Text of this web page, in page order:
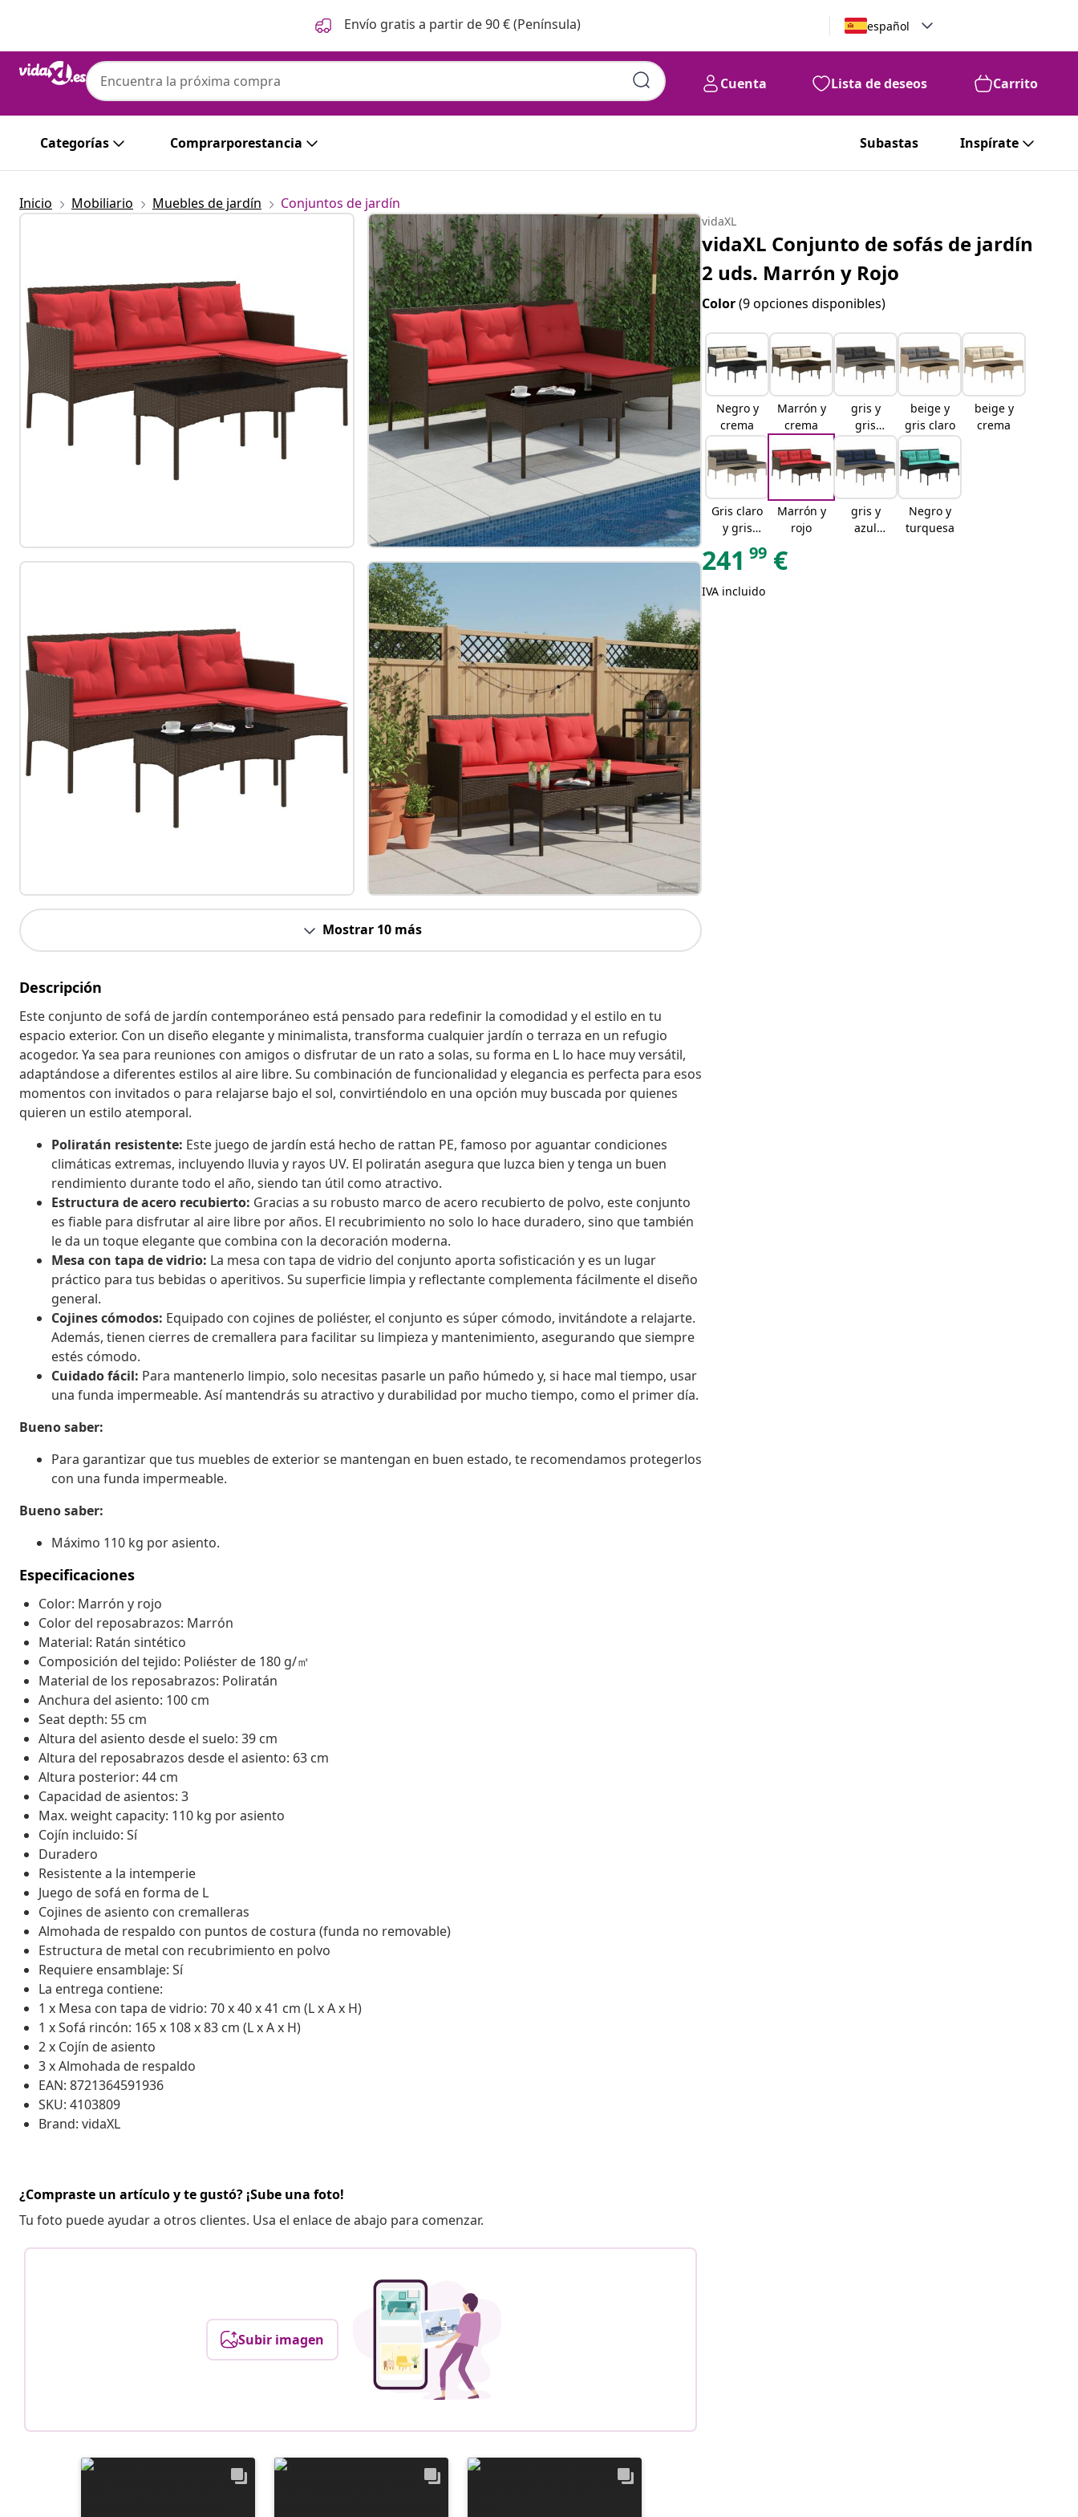
Envío gratis a partir de 90 € (Península) español
Cuenta Lista de deseos Carrito
Categorías Comprarporestancia Subastas Inspírate
Inicio Mobiliario Muebles de jardín Conjuntos de jardín
Mostrar 10 más
Descripción
Este conjunto de sofá de jardín contemporáneo está pensado para redefinir la comodidad y el estilo en tu
espacio exterior. Con un diseño elegante y minimalista, transforma cualquier jardín o terraza en un refugio
acogedor. Ya sea para reuniones con amigos o disfrutar de un rato a solas, su forma en L lo hace muy versátil,
adaptándose a diferentes estilos al aire libre. Su combinación de funcionalidad y elegancia es perfecta para esos
momentos con invitados o para relajarse bajo el sol, convirtiéndolo en una opción muy buscada por quienes
quieren un estilo atemporal.
Poliratán resistente: Este juego de jardín está hecho de rattan PE, famoso por aguantar condiciones
climáticas extremas, incluyendo lluvia y rayos UV. El poliratán asegura que luzca bien y tenga un buen
rendimiento durante todo el año, siendo tan útil como atractivo.
Estructura de acero recubierto: Gracias a su robusto marco de acero recubierto de polvo, este conjunto
es fiable para disfrutar al aire libre por años. El recubrimiento no solo lo hace duradero, sino que también
le da un toque elegante que combina con la decoración moderna.
Mesa con tapa de vidrio: La mesa con tapa de vidrio del conjunto aporta sofisticación y es un lugar
práctico para tus bebidas o aperitivos. Su superficie limpia y reflectante complementa fácilmente el diseño
general.
Cojines cómodos: Equipado con cojines de poliéster, el conjunto es súper cómodo, invitándote a relajarte.
Además, tienen cierres de cremallera para facilitar su limpieza y mantenimiento, asegurando que siempre
estés cómodo.
Cuidado fácil: Para mantenerlo limpio, solo necesitas pasarle un paño húmedo y, si hace mal tiempo, usar
una funda impermeable. Así mantendrás su atractivo y durabilidad por mucho tiempo, como el primer día.
Bueno saber:
Para garantizar que tus muebles de exterior se mantengan en buen estado, te recomendamos protegerlos
con una funda impermeable.
Bueno saber:
Máximo 110 kg por asiento.
Especificaciones
Color: Marrón y rojo
Color del reposabrazos: Marrón
Material: Ratán sintético
Composición del tejido: Poliéster de 180 g/㎡
Material de los reposabrazos: Poliratán
Anchura del asiento: 100 cm
Seat depth: 55 cm
Altura del asiento desde el suelo: 39 cm
Altura del reposabrazos desde el asiento: 63 cm
Altura posterior: 44 cm
Capacidad de asientos: 3
Max. weight capacity: 110 kg por asiento
Cojín incluido: Sí
Duradero
Resistente a la intemperie
Juego de sofá en forma de L
Cojines de asiento con cremalleras
Almohada de respaldo con puntos de costura (funda no removable)
Estructura de metal con recubrimiento en polvo
Requiere ensamblaje: Sí
La entrega contiene:
1 x Mesa con tapa de vidrio: 70 x 40 x 41 cm (L x A x H)
1 x Sofá rincón: 165 x 108 x 83 cm (L x A x H)
2 x Cojín de asiento
3 x Almohada de respaldo
EAN: 8721364591936
SKU: 4103809
Brand: vidaXL
¿Compraste un artículo y te gustó? ¡Sube una foto!
Tu foto puede ayudar a otros clientes. Usa el enlace de abajo para comenzar.
Subir imagen
vidaXL
vidaXL Conjunto de sofás de jardín
2 uds. Marrón y Rojo
Color(9 opciones disponibles)
Negro y
crema
Marrón y
crema
gris y
gris
oscuro
beige y
gris claro
beige y
crema
Gris claro
y gris
oscuro
Marrón y
rojo
gris y
azul
Negro y
turquesa
241 99 €
IVA incluido